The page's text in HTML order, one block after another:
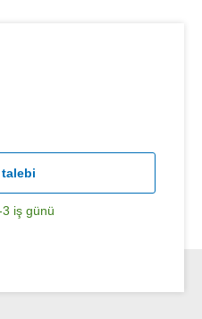
iş günü